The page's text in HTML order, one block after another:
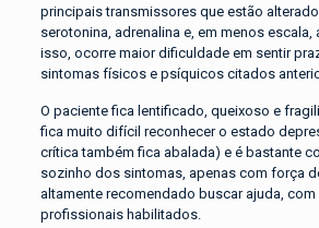
principais transmissores que estão
serotonina, adrenalina e, em menos escala,
isso, ocorre maior dificuldade em sentir
sintomas físicos e psíquicos citados
O paciente fica lentificado, queixoso e
fica muito difícil reconhecer o estado
crítica também fica abalada) e é bastante
sozinho dos sintomas, apenas com força
altamente recomendado buscar ajuda,
profissionais habilitados.